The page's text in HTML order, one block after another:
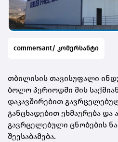
commersant/ კომერსანტი
თბილისის თავისუფალი
ბოლო პერიოდში მის
დაკავშირებით
განცხადებით ეხმაურება და
გავრცელებული ცნობების
შეესაბამება.